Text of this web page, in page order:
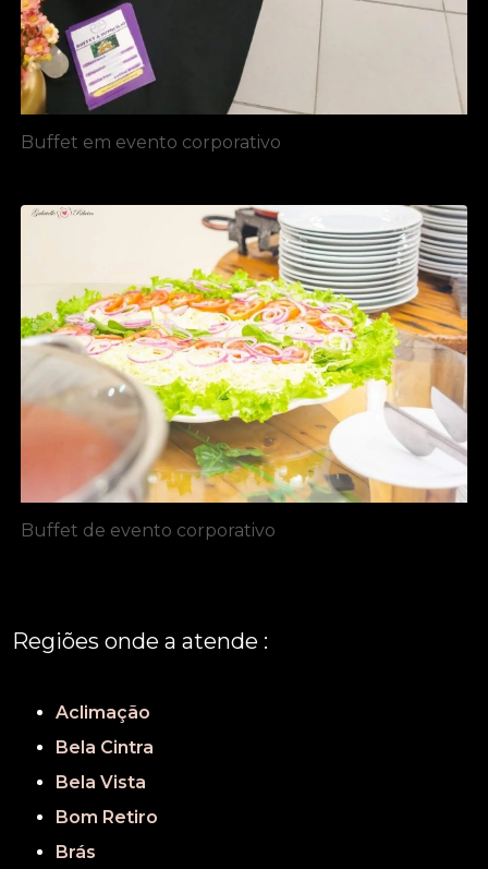
Buffet em evento corporativo
Buffet de evento corporativo
Regiões onde a atende :
Aclimação
Bela Cintra
Bela Vista
Bom Retiro
Brás